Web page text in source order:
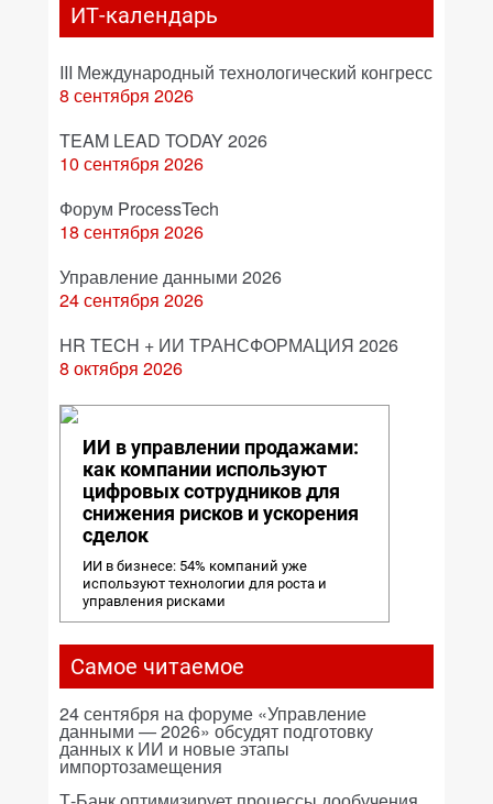
ИТ-календарь
III Международный технологический конгресс
8 сентября 2026
TEAM LEAD TODAY 2026
10 сентября 2026
Форум ProcessTech
18 сентября 2026
Управление данными 2026
24 сентября 2026
HR TECH + ИИ ТРАНСФОРМАЦИЯ 2026
8 октября 2026
ИИ в управлении продажами:
как компании используют
цифровых сотрудников для
снижения рисков и ускорения
сделок
ИИ в бизнесе: 54% компаний уже
используют технологии для роста и
управления рисками
Самое читаемое
24 сентября на форуме «Управление
данными — 2026» обсудят подготовку
данных к ИИ и новые этапы
импортозамещения